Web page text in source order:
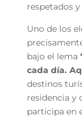
respetados y
Uno de los
bajo el lema
cada día.
destinos
residencia y
participa en